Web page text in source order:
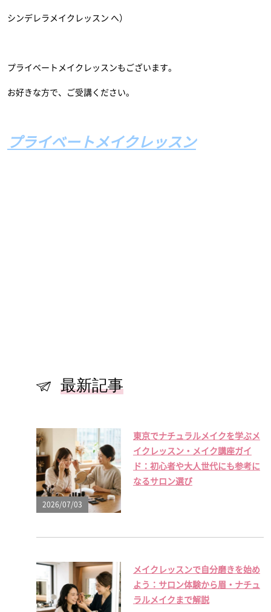
シンデレラメイクレッスン へ）
プライベートメイクレッスンもございます。
お好きな方で、ご受講ください。
プライベートメイクレッスン
最新記事
2026/07/03
東京でナチュラルメイクを学ぶメ
イクレッスン・メイク講座ガイ
ド：初心者や大人世代にも参考に
なるサロン選び
メイクレッスンで自分磨きを始め
よう：サロン体験から眉・ナチュ
ラルメイクまで解説